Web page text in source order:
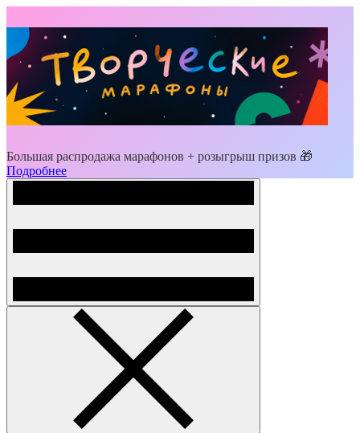
Большая распродажа марафонов + розыгрыш призов 🎁
Подробнее